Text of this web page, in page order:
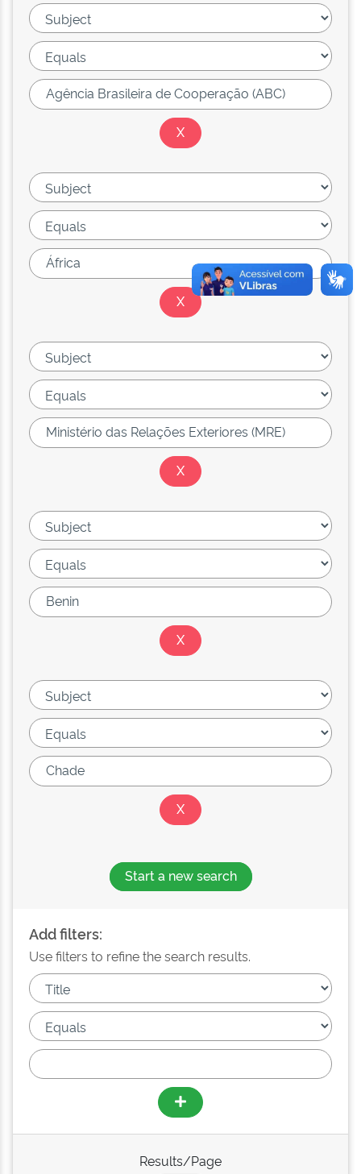
Start a new search
Add filters:
Use filters to refine the search results.
Results/Page